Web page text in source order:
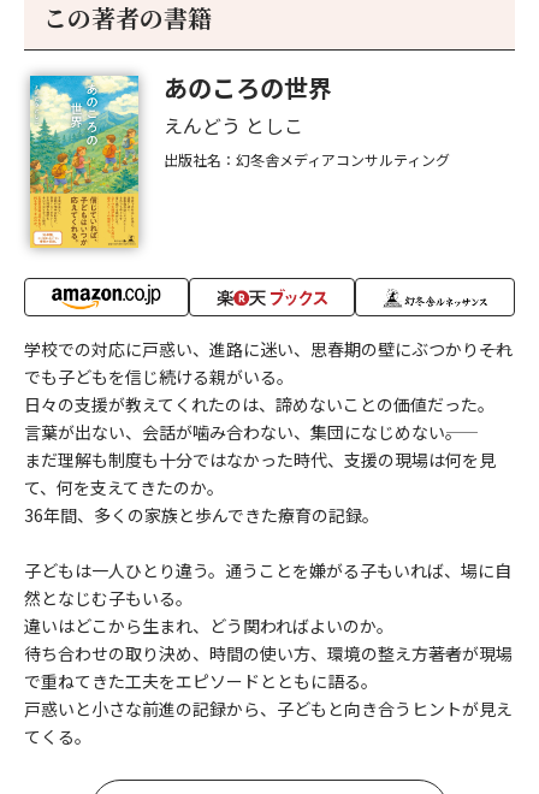
この著者の書籍
あのころの世界
えんどう としこ
出版社名：幻冬舎メディアコンサルティング
学校での対応に戸惑い、進路に迷い、思春期の壁にぶつかり――それ
でも子どもを信じ続ける親がいる。
日々の支援が教えてくれたのは、諦めないことの価値だった。
言葉が出ない、会話が噛み合わない、集団になじめない――。
まだ理解も制度も十分ではなかった時代、支援の現場は何を見
て、何を支えてきたのか。
36年間、多くの家族と歩んできた療育の記録。
子どもは一人ひとり違う。通うことを嫌がる子もいれば、場に自
然となじむ子もいる。
違いはどこから生まれ、どう関わればよいのか。
待ち合わせの取り決め、時間の使い方、環境の整え方――著者が現場
で重ねてきた工夫をエピソードとともに語る。
戸惑いと小さな前進の記録から、子どもと向き合うヒントが見え
てくる。